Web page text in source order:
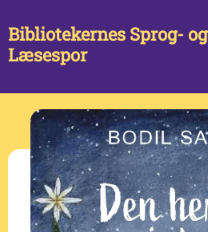
Bibliotekernes Sprog- og
Læsespor